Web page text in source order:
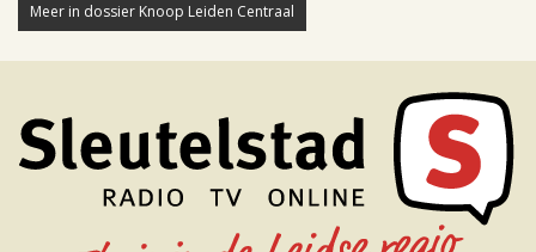
Meer in dossier Knoop Leiden Centraal